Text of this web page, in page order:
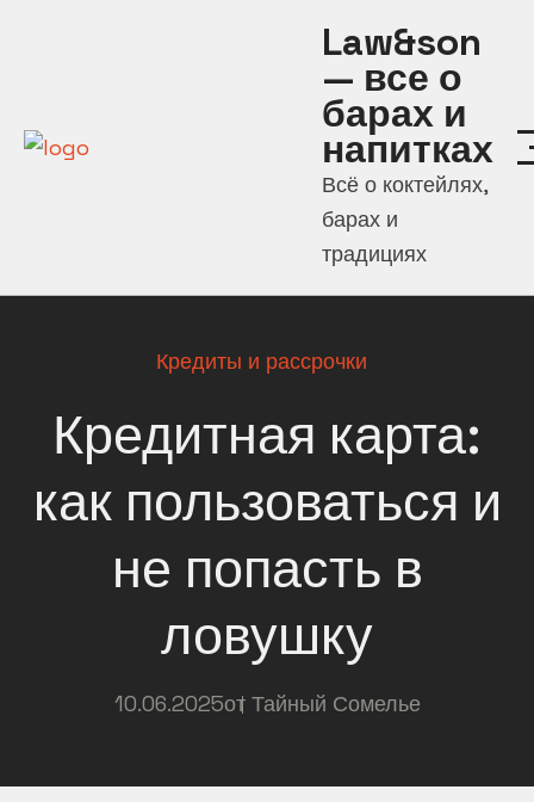
Law&son
— все о
барах и
напитках
Всё о коктейлях,
барах и
традициях
Кредиты и рассрочки
Кредитная карта:
как пользоваться и
не попасть в
ловушку
10.06.2025от Тайный Сомелье